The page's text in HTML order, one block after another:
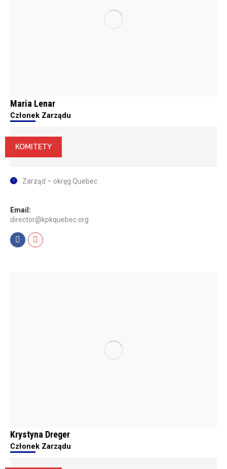
Maria Lenar
Członek Zarządu
KOMITETY
Zarząd – okręg Quebec
Email:
director@kpkquebec.org
Facebook
Mail
Krystyna Dreger
Członek Zarządu